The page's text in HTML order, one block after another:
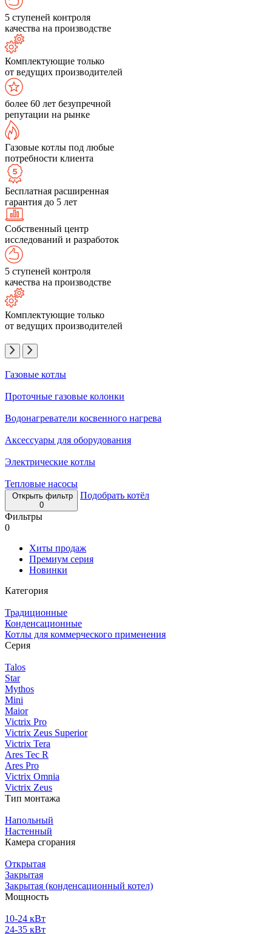
5 ступеней контроля
качества на производстве
Комплектующие только
от ведущих производителей
более 60 лет безупречной
репутации на рынке
Газовые котлы под любые
потребности клиента
Бесплатная расширенная
гарантия до 5 лет
Собственный центр
исследований и разработок
5 ступеней контроля
качества на производстве
Комплектующие только
от ведущих производителей
Газовые котлы
Проточные газовые колонки
Водонагреватели косвенного нагрева
Аксессуары для оборудования
Электрические котлы
Тепловые насосы
Открыть фильтр
0
Подобрать котёл
Фильтры
0
Хиты продаж
Премиум серия
Новинки
Категория
Традиционные
Конденсационные
Котлы для коммерческого применения
Серия
Talos
Star
Mythos
Mini
Maior
Victrix Pro
Victrix Zeus Superior
Victrix Tera
Ares Tec R
Ares Pro
Victrix Omnia
Victrix Zeus
Тип монтажа
Напольный
Настенный
Камера сгорания
Открытая
Закрытая
Закрытая (конденсационный котел)
Мощность
10-24 кВт
24-35 кВт